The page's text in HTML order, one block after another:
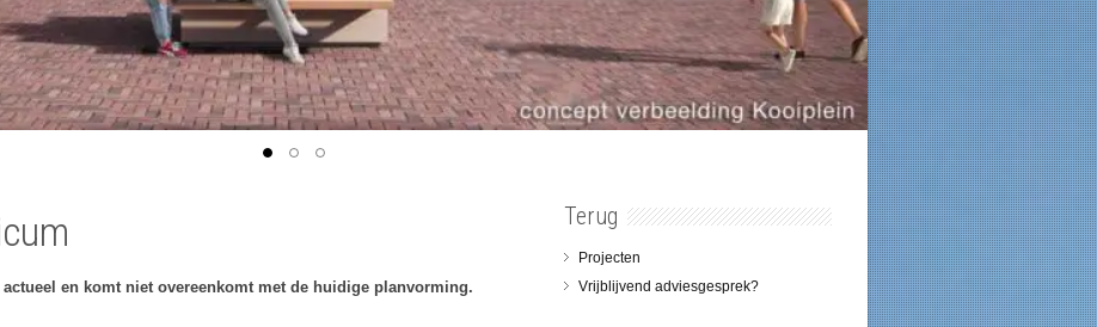
en komt niet overeenkomt met de huidige planvorming.
Terug
Projecten
Vrijblijvend adviesgesprek?